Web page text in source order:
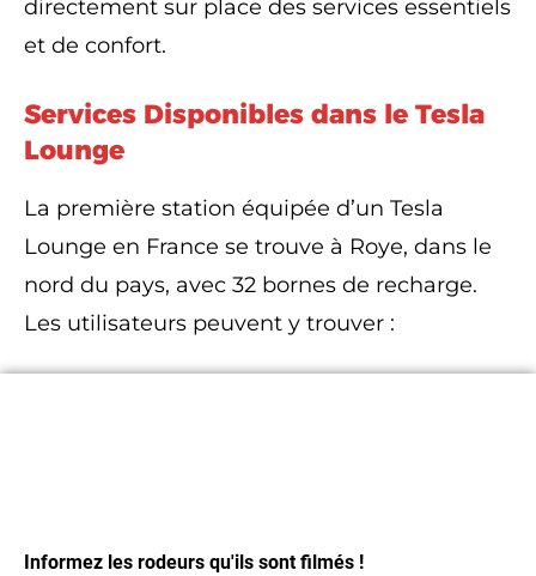
directement sur place des services essentiels
et de confort.
Services Disponibles dans le Tesla
Lounge
La première station équipée d’un Tesla
Lounge en France se trouve à Roye, dans le
nord du pays, avec 32 bornes de recharge.
Les utilisateurs peuvent y trouver :
Informez les rodeurs qu'ils sont filmés !